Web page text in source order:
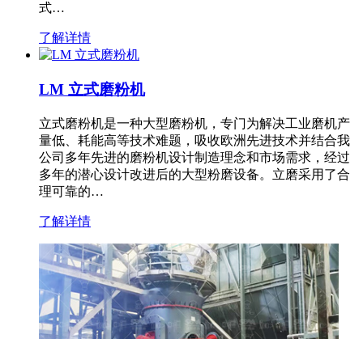
式…
了解详情
LM 立式磨粉机
立式磨粉机是一种大型磨粉机，专门为解决工业磨机产
量低、耗能高等技术难题，吸收欧洲先进技术并结合我
公司多年先进的磨粉机设计制造理念和市场需求，经过
多年的潜心设计改进后的大型粉磨设备。立磨采用了合
理可靠的…
了解详情